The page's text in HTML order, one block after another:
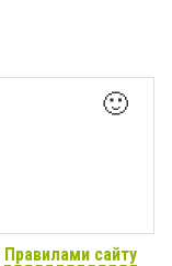
🙂
Правилами сайту